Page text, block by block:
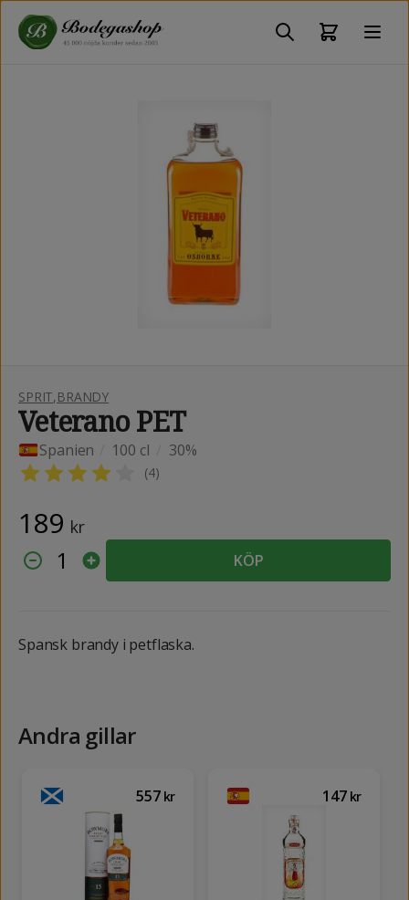
SPRIT,BRANDY
Veterano PET
Spanien 100 cl 30%
(4)
189 kr
1 KÖP
Spansk brandy i petflaska.
Andra gillar
557 kr 147 kr